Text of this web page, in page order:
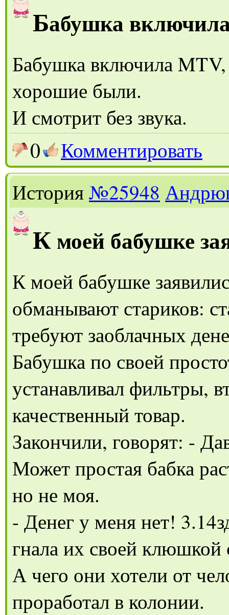
Бабушка
Бабушка включила MTV,
хорошие были.
И смотрит без звука.
0
Комментировать
История№25948
Кмоей бабушке
К моей бабушке
обманывают стариков:
требуют заоблачных
Бабушка по своей
устанавливал фильтры,
качественный товар.
Закончили, говорят: -
Может простая бабка
но не моя.
- Денег у меня нет!
гнала их своей клюшкой
А чего они хотели от
проработал в колонии.